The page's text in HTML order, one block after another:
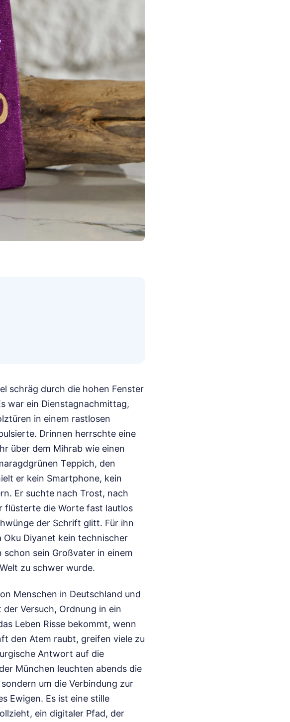
schräg durch die hohen Fenster
war ein Dienstagnachmittag,
in einem rastlosen
Drinnen herrschte eine
über dem Mihrab wie einen
Teppich, den
er kein Smartphone, kein
Er suchte nach Trost, nach
flüsterte die Worte fast lautlos
der Schrift glitt. Für ihn
Oku Diyanet kein technischer
sein Großvater in einem
zu schwer wurde.
Menschen in Deutschland und
Versuch, Ordnung in ein
Leben Risse bekommt, wenn
den Atem raubt, greifen viele zu
Antwort auf die
München leuchten abends die
um die Verbindung zur
Ewigen. Es ist eine stille
ein digitaler Pfad, der